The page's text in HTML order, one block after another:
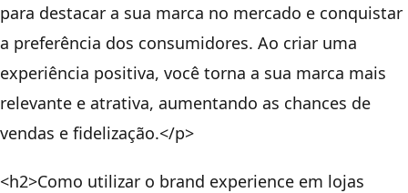
para destacar a sua marca no mercado e conquistar
a preferência dos consumidores. Ao criar uma
experiência positiva, você torna a sua marca mais
relevante e atrativa, aumentando as chances de
vendas e fidelização.</p>
<h2>Como utilizar o brand experience em lojas